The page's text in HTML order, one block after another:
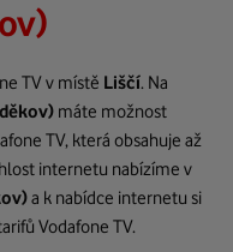
TV v místě Liščí. Na
máte možnost
TV, která obsahuje až
internetu nabízíme v
a k nabídce internetu si
Vodafone TV.